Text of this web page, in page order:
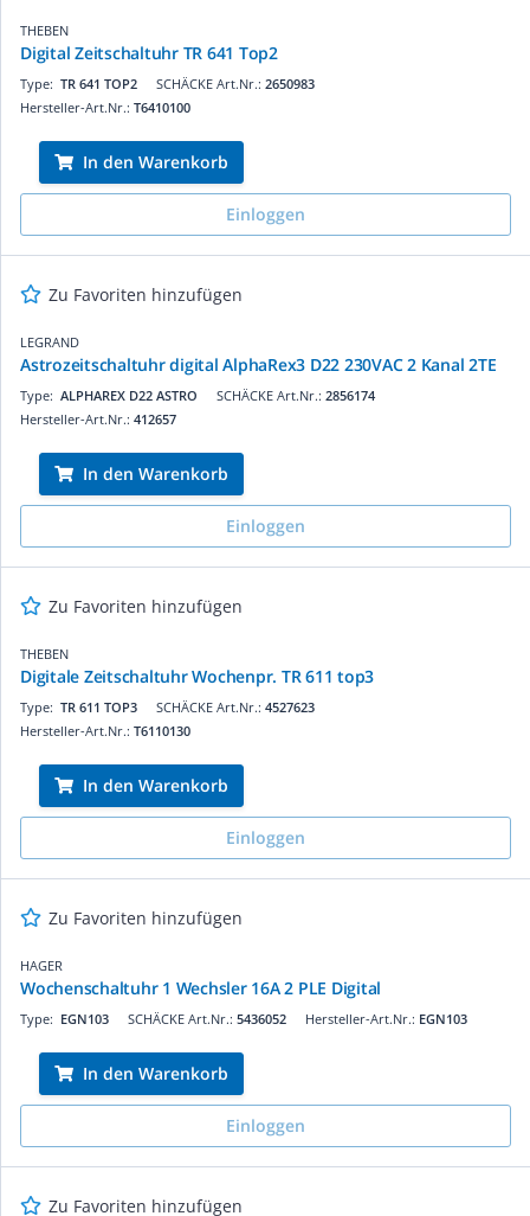
THEBEN
Digital Zeitschaltuhr TR 641 Top2
SCHÄCKE Art.Nr.: 2650983
Type: TR 641 TOP2
Hersteller-Art.Nr.: T6410100
In den Warenkorb
Einloggen
Zu Favoriten hinzufügen
LEGRAND
Astrozeitschaltuhr digital AlphaRex3 D22 230VAC 2 Kanal 2TE
SCHÄCKE Art.Nr.: 2856174
Type: ALPHAREX D22 ASTRO
Hersteller-Art.Nr.: 412657
In den Warenkorb
Einloggen
Zu Favoriten hinzufügen
THEBEN
Digitale Zeitschaltuhr Wochenpr. TR 611 top3
SCHÄCKE Art.Nr.: 4527623
Type: TR 611 TOP3
Hersteller-Art.Nr.: T6110130
In den Warenkorb
Einloggen
Zu Favoriten hinzufügen
HAGER
Wochenschaltuhr 1 Wechsler 16A 2 PLE Digital
SCHÄCKE Art.Nr.: 5436052
Type: EGN103 Hersteller-Art.Nr.: EGN103
In den Warenkorb
Einloggen
Zu Favoriten hinzufügen